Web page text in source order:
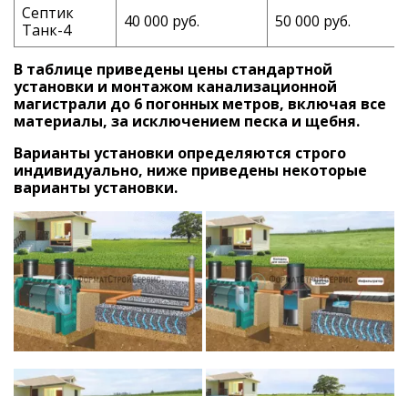
Септик
Танк-4
40 000 руб. 50 000 руб.
В таблице приведены цены стандартной
установки и монтажом канализационной
магистрали до 6 погонных метров, включая все
материалы, за исключением песка и щебня.
Варианты установки определяются строго
индивидуально, ниже приведены некоторые
варианты установки.